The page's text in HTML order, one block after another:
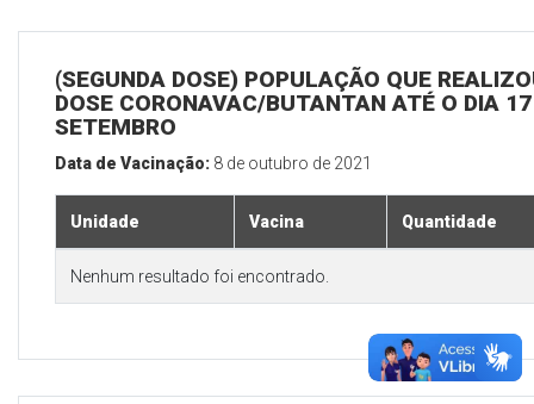
(SEGUNDA DOSE) POPULAÇÃO QUE
DOSE CORONAVAC/BUTANTAN ATÉ O DIA
SETEMBRO
Data de Vacinação: 8 de outubro de 2021
Unidade Vacina Quantidade
Nenhum resultado foi encontrado.